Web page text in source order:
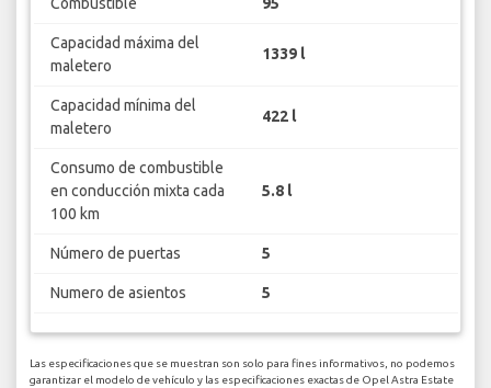
Capacidad máxima del
maletero
1339 l
Capacidad mínima del
maletero
422 l
Consumo de combustible
en conducción mixta cada
100 km
5.8 l
Número de puertas 5
Numero de asientos 5
Las especificaciones que se muestran son solo para fines informativos, no podemos
garantizar el modelo de vehículo y las especificaciones exactas de Opel Astra Estate